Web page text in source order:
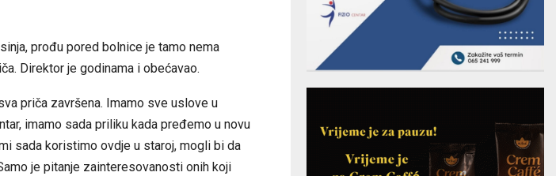
prođu pored bolnice je tamo nema
Direktor je godinama i obećavao.
priča završena. Imamo sve uslove u
imamo sada priliku kada pređemo u novu
sada koristimo ovdje u staroj, mogli bi da
je pitanje zainteresovanosti onih koji